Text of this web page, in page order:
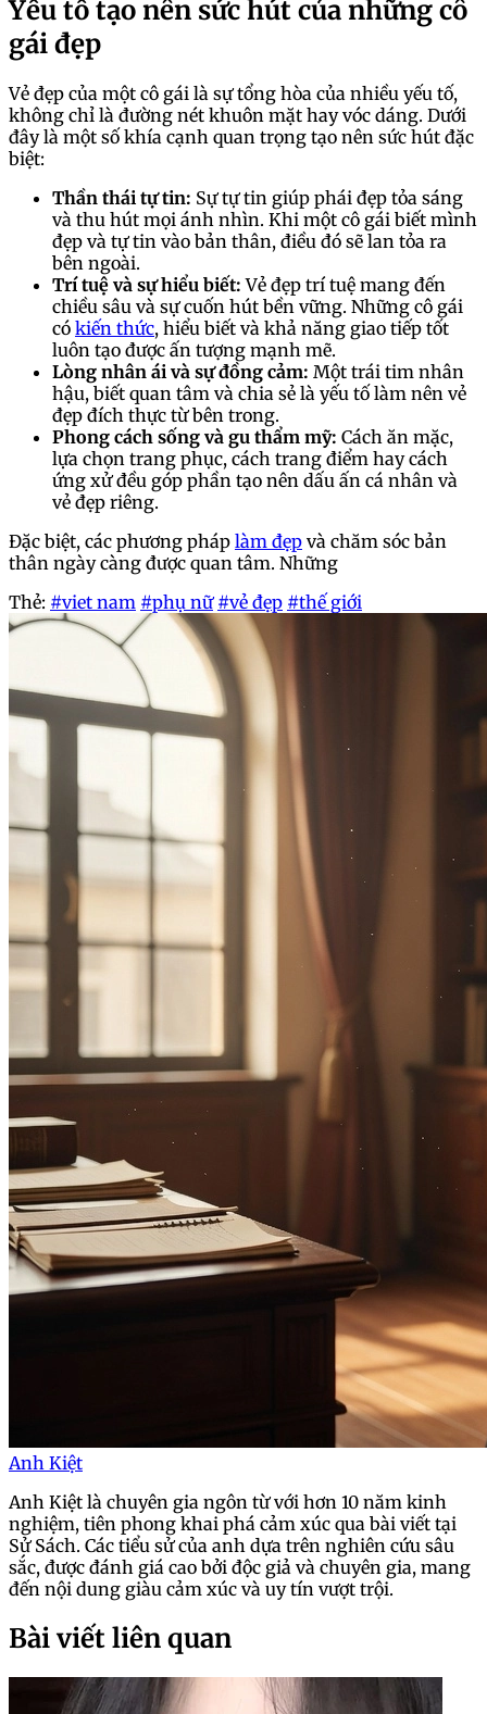
Yếu tố tạo nên sức hút của những cô
gái đẹp
Vẻ đẹp của một cô gái là sự tổng hòa của nhiều yếu tố,
không chỉ là đường nét khuôn mặt hay vóc dáng. Dưới
đây là một số khía cạnh quan trọng tạo nên sức hút đặc
biệt:
Thần thái tự tin: Sự tự tin giúp phái đẹp tỏa sáng
và thu hút mọi ánh nhìn. Khi một cô gái biết mình
đẹp và tự tin vào bản thân, điều đó sẽ lan tỏa ra
bên ngoài.
Trí tuệ và sự hiểu biết: Vẻ đẹp trí tuệ mang đến
chiều sâu và sự cuốn hút bền vững. Những cô gái
có kiến thức, hiểu biết và khả năng giao tiếp tốt
luôn tạo được ấn tượng mạnh mẽ.
Lòng nhân ái và sự đồng cảm: Một trái tim nhân
hậu, biết quan tâm và chia sẻ là yếu tố làm nên vẻ
đẹp đích thực từ bên trong.
Phong cách sống và gu thẩm mỹ: Cách ăn mặc,
lựa chọn trang phục, cách trang điểm hay cách
ứng xử đều góp phần tạo nên dấu ấn cá nhân và
vẻ đẹp riêng.
Đặc biệt, các phương pháp làm đẹp và chăm sóc bản
thân ngày càng được quan tâm. Những
Thẻ: #viet nam #phụ nữ #vẻ đẹp #thế giới
Anh Kiệt
Anh Kiệt là chuyên gia ngôn từ với hơn 10 năm kinh
nghiệm, tiên phong khai phá cảm xúc qua bài viết tại
Sử Sách. Các tiểu sử của anh dựa trên nghiên cứu sâu
sắc, được đánh giá cao bởi độc giả và chuyên gia, mang
đến nội dung giàu cảm xúc và uy tín vượt trội.
Bài viết liên quan